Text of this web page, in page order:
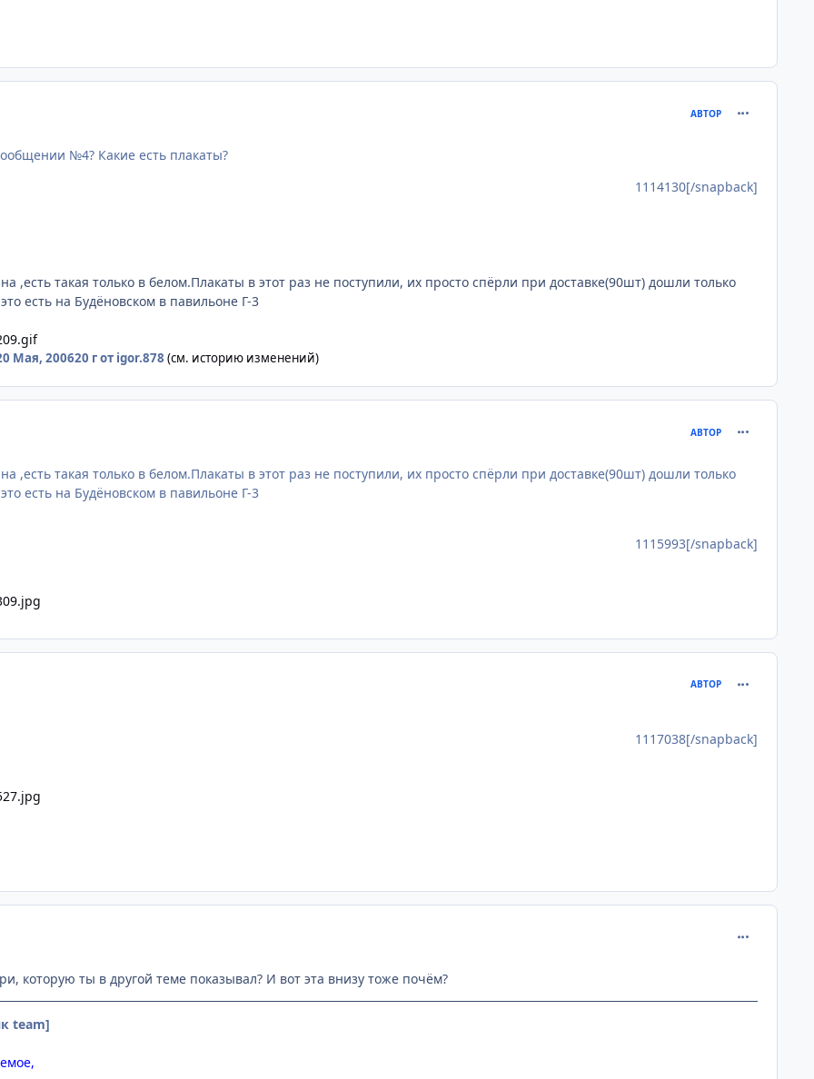
АВТОР
№4? Какие есть плакаты?
1114130[/snapback]
,есть такая только в белом.Плакаты в этот раз не поступили, их просто спёрли при доставке(90шт) дошли только
есть на Будёновском в павильоне Г-3
Мая, 200620 гот igor.878 (см. историю изменений)
АВТОР
,есть такая только в белом.Плакаты в этот раз не поступили, их просто спёрли при доставке(90шт) дошли только
есть на Будёновском в павильоне Г-3
1115993[/snapback]
АВТОР
1117038[/snapback]
которую ты в другой теме показывал? И вот эта внизу тоже почём?
team]